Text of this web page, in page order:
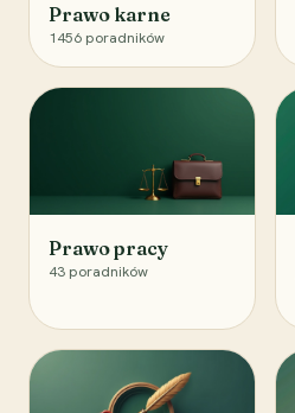
Prawo karne
1456 poradników
Prawo pracy
43 poradników